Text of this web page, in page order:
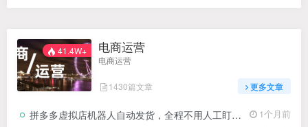
41.4W+ 电商运营
电商运营
1430篇文章 更多文章
拼多多虚拟店机器人自动发货，全程不用人工盯守，轻松做到月入 1-5 万 1个月前